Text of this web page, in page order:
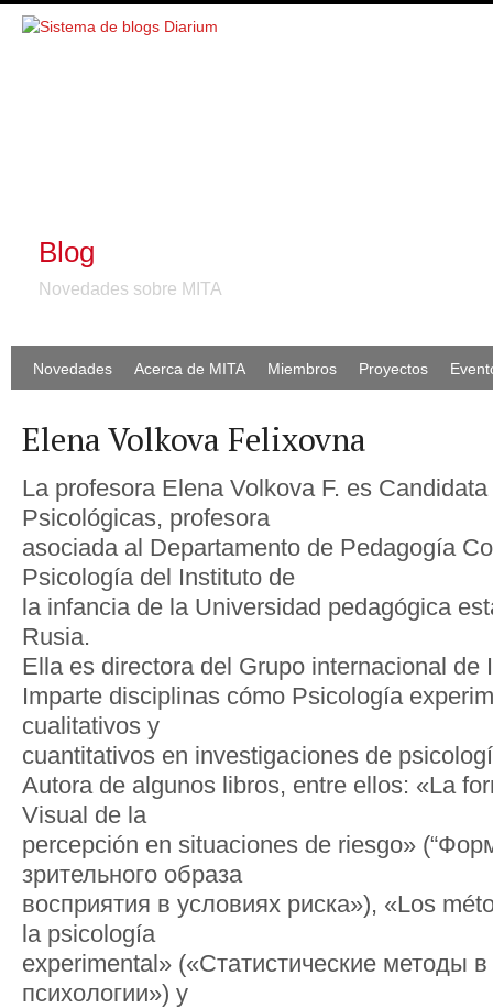
Blog
Novedades sobre MITA
Novedades Acerca de MITA Miembros Proyectos
Elena Volkova Felixovna
La profesora Elena Volkova F. es
Psicológicas, profesora
asociada al Departamento de Pedagogía
Psicología del Instituto de
la infancia de la Universidad pedagógica
Rusia.
Ella es directora del Grupo internacional de
Imparte disciplinas cómo Psicología
cualitativos y
cuantitativos en investigaciones de
Autora de algunos libros, entre ellos: «La
Visual de la
percepción en situaciones de riesgo»
зрительного образа
восприятия в условиях риска»), «Los
la psicología
experimental» («Статистические методы
психологии») y